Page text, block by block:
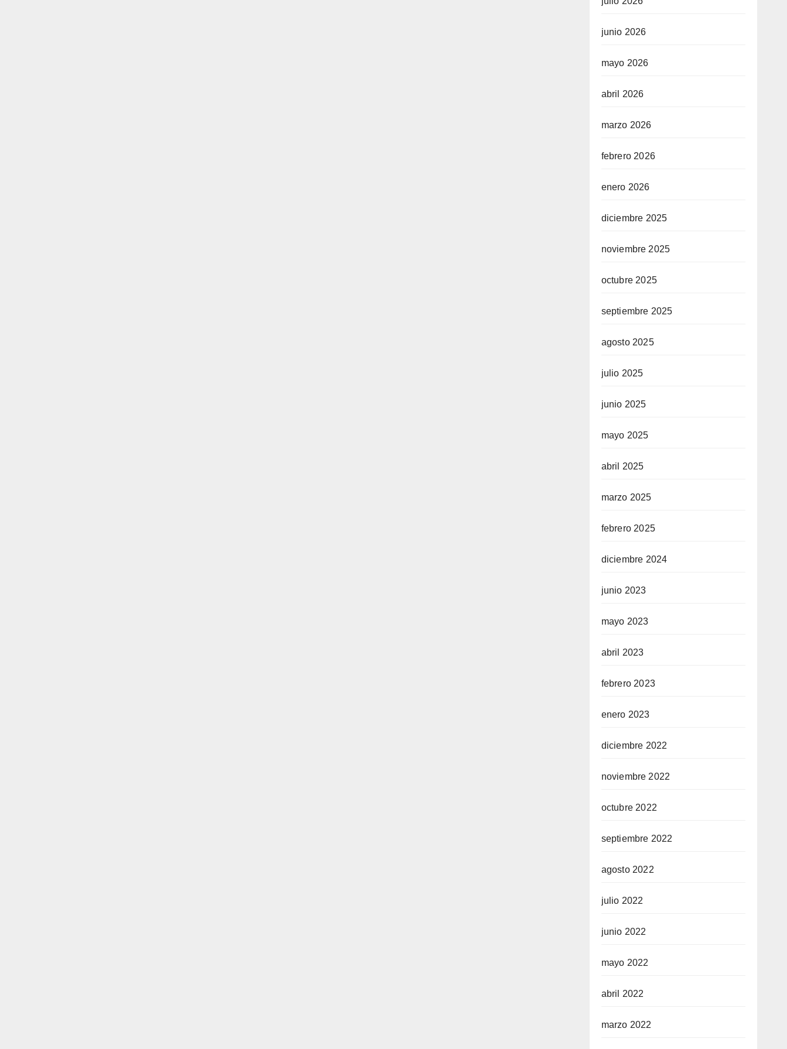
junio 2026
mayo 2026
abril 2026
marzo 2026
febrero 2026
enero 2026
diciembre 2025
noviembre 2025
octubre 2025
septiembre 2025
agosto 2025
julio 2025
junio 2025
mayo 2025
abril 2025
marzo 2025
febrero 2025
diciembre 2024
junio 2023
mayo 2023
abril 2023
febrero 2023
enero 2023
diciembre 2022
noviembre 2022
octubre 2022
septiembre 2022
agosto 2022
julio 2022
junio 2022
mayo 2022
abril 2022
marzo 2022